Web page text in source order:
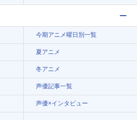
今期アニメ曜日別一覧
夏アニメ
冬アニメ
声優記事一覧
声優×インタビュー